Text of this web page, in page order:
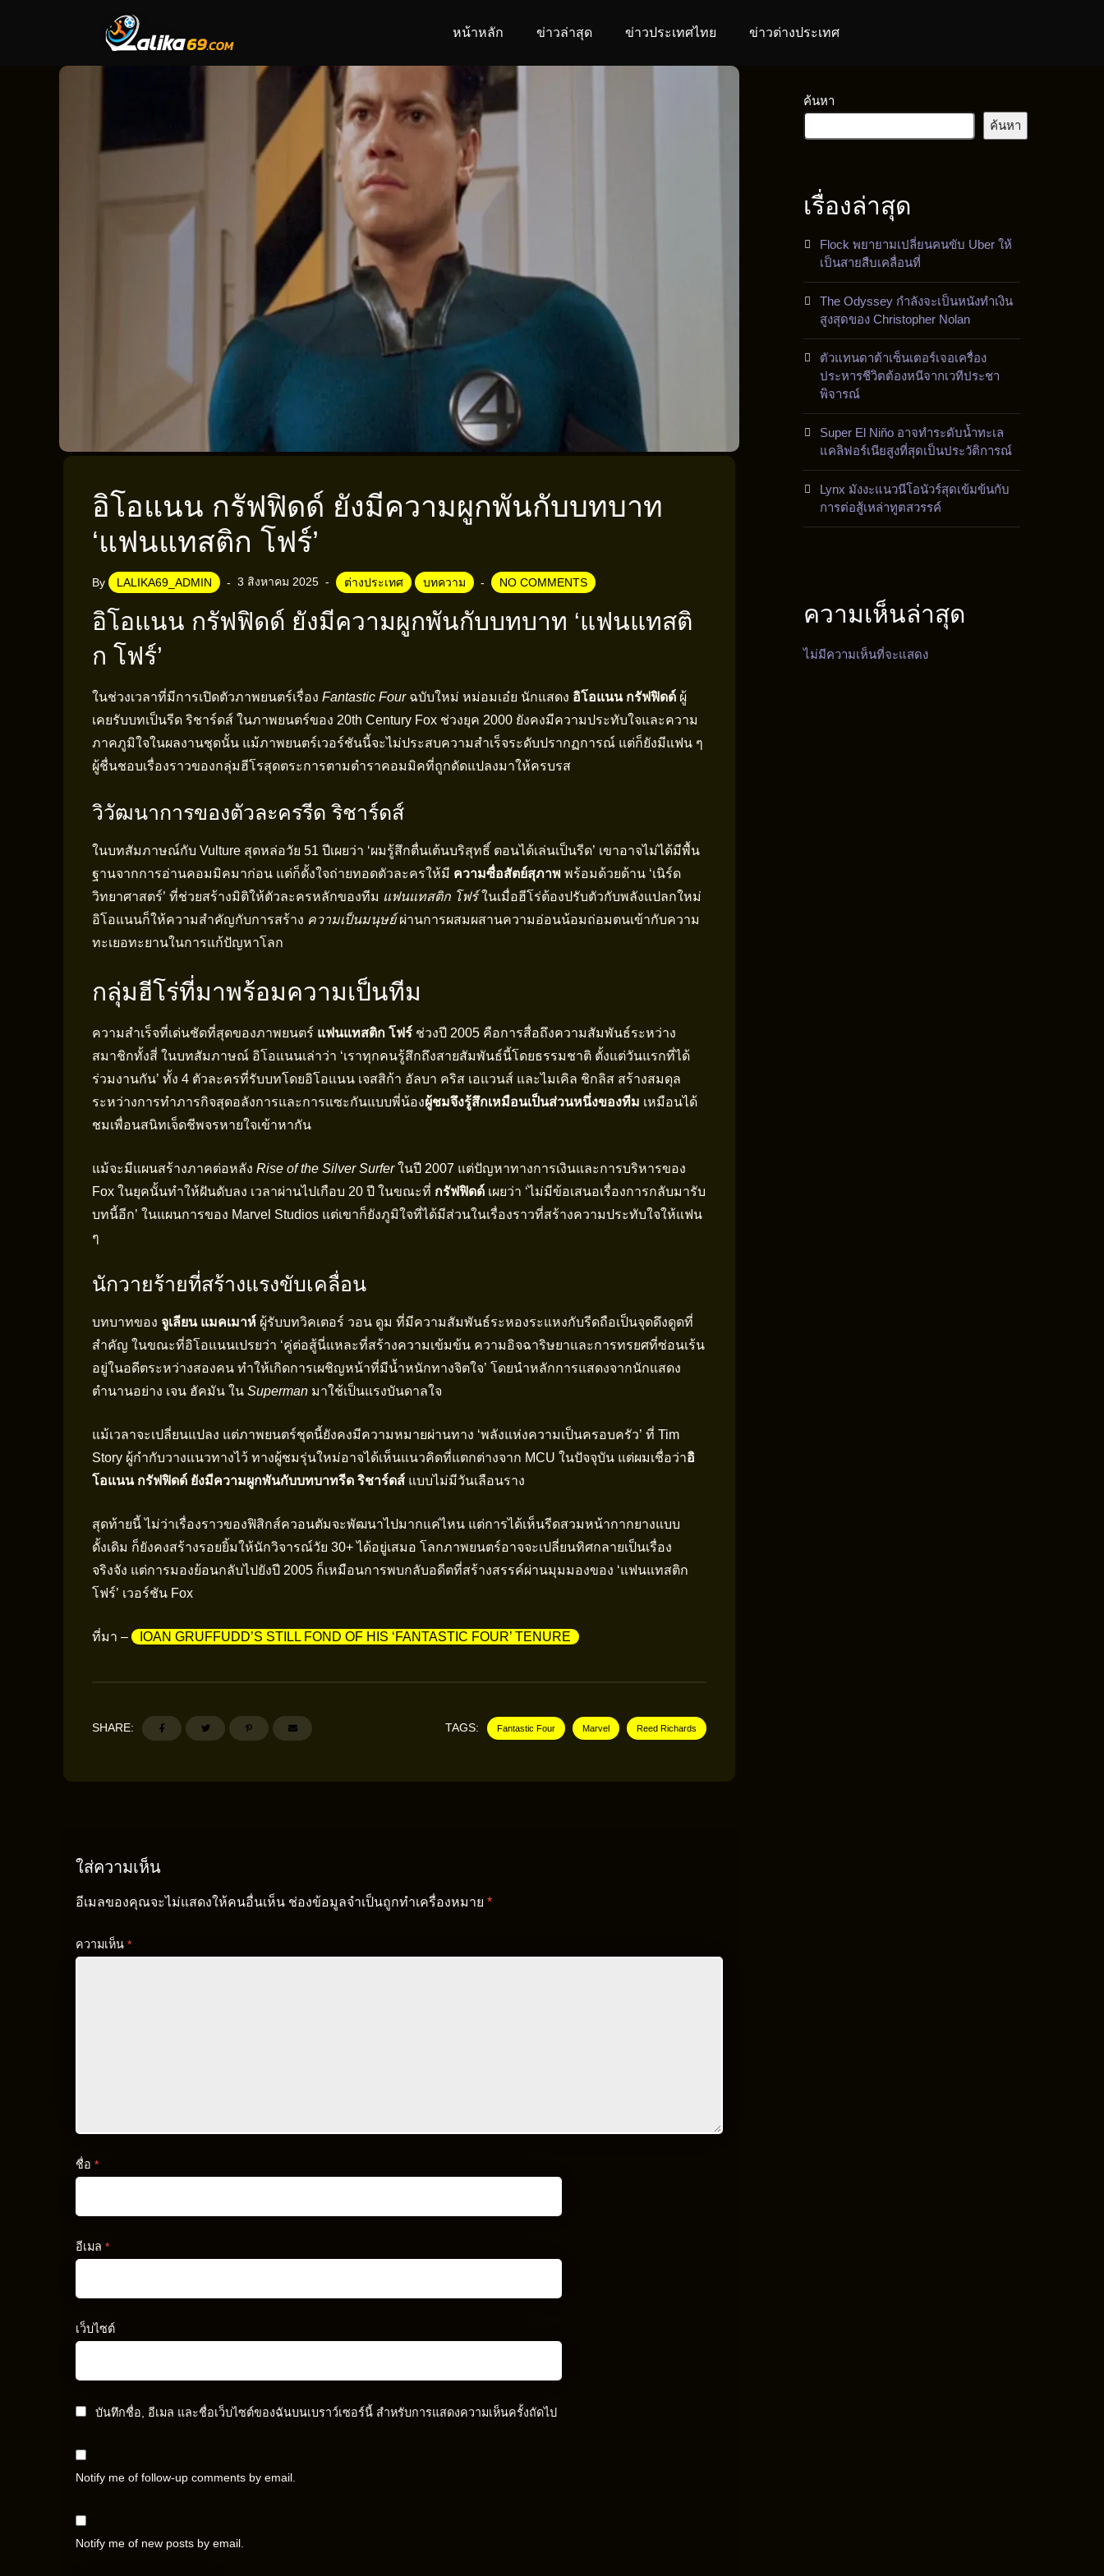
หน้าหลัก ข่าวล่าสุด ข่าวประเทศไทย ข่าวต่างประเทศ
อิโอแนน กรัฟฟิดด์ ยังมีความผูกพันกับบทบาท
‘แฟนแทสติก โฟร์’
By LALIKA69_ADMIN 3 สิงหาคม 2025 ต่างประเทศ บทความ NO COMMENTS
อิโอแนน กรัฟฟิดด์ ยังมีความผูกพันกับบทบาท ‘แฟนแทสติ
ก โฟร์’
ในช่วงเวลาที่มีการเปิดตัวภาพยนตร์เรื่อง Fantastic Fourฉบับใหม่ หม่อมเอ๋ย นักแสดง อิโอแนน กรัฟฟิดด์ ผู้
เคยรับบทเป็นรีด ริชาร์ดส์ ในภาพยนตร์ของ 20th Century Fox ช่วงยุค 2000 ยังคงมีความประทับใจและความ
ภาคภูมิใจในผลงานชุดนั้น แม้ภาพยนตร์เวอร์ชันนี้จะไม่ประสบความสำเร็จระดับปรากฏการณ์ แต่ก็ยังมีแฟน ๆ
ผู้ชื่นชอบเรื่องราวของกลุ่มฮีโรสุดตระการตามตำราคอมมิคที่ถูกดัดแปลงมาให้ครบรส
วิวัฒนาการของตัวละครรีด ริชาร์ดส์
ในบทสัมภาษณ์กับ Vulture สุดหล่อวัย 51 ปีเผยว่า ‘ผมรู้สึกตื่นเต้นบริสุทธิ์ ตอนได้เล่นเป็นรีด’ เขาอาจไม่ได้มีพื้น
ฐานจากการอ่านคอมมิคมาก่อน แต่ก็ตั้งใจถ่ายทอดตัวละครให้มี ความซื่อสัตย์สุภาพ พร้อมด้วยด้าน ‘เนิร์ด
วิทยาศาสตร์’ ที่ช่วยสร้างมิติให้ตัวละครหลักของทีม แฟนแทสติก โฟร์ในเมื่อฮีโร่ต้องปรับตัวกับพลังแปลกใหม่
อิโอแนนก็ให้ความสำคัญกับการสร้าง ความเป็นมนุษย์ผ่านการผสมผสานความอ่อนน้อมถ่อมตนเข้ากับความ
ทะเยอทะยานในการแก้ปัญหาโลก
กลุ่มฮีโร่ที่มาพร้อมความเป็นทีม
ความสำเร็จที่เด่นชัดที่สุดของภาพยนตร์ แฟนแทสติก โฟร์ ช่วงปี 2005 คือการสื่อถึงความสัมพันธ์ระหว่าง
สมาชิกทั้งสี่ ในบทสัมภาษณ์ อิโอแนนเล่าว่า ‘เราทุกคนรู้สึกถึงสายสัมพันธ์นี้โดยธรรมชาติ ตั้งแต่วันแรกที่ได้
ร่วมงานกัน’ ทั้ง 4 ตัวละครที่รับบทโดยอิโอแนน เจสสิก้า อัลบา คริส เอแวนส์ และไมเคิล ชิกลิส สร้างสมดุล
ระหว่างการทำภารกิจสุดอลังการและการแซะกันแบบพี่น้องผู้ชมจึงรู้สึกเหมือนเป็นส่วนหนึ่งของทีม เหมือนได้
ชมเพื่อนสนิทเจ็ดชีพจรหายใจเข้าหากัน
แม้จะมีแผนสร้างภาคต่อหลัง Rise of the Silver Surferในปี 2007 แต่ปัญหาทางการเงินและการบริหารของ
Fox ในยุคนั้นทำให้ฝันดับลง เวลาผ่านไปเกือบ 20 ปี ในขณะที่ กรัฟฟิดด์ เผยว่า ‘ไม่มีข้อเสนอเรื่องการกลับมารับ
บทนี้อีก’ ในแผนการของ Marvel Studios แต่เขาก็ยังภูมิใจที่ได้มีส่วนในเรื่องราวที่สร้างความประทับใจให้แฟน
ๆ
นักวายร้ายที่สร้างแรงขับเคลื่อน
บทบาทของ จูเลียน แมคเมาห์ ผู้รับบทวิคเตอร์ วอน ดูม ที่มีความสัมพันธ์ระหองระแหงกับรีดถือเป็นจุดดึงดูดที่
สำคัญ ในขณะที่อิโอแนนเปรยว่า ‘คู่ต่อสู้นี่แหละที่สร้างความเข้มข้น ความอิจฉาริษยาและการทรยศที่ซ่อนเร้น
อยู่ในอดีตระหว่างสองคน ทำให้เกิดการเผชิญหน้าที่มีน้ำหนักทางจิตใจ’ โดยนำหลักการแสดงจากนักแสดง
ตำนานอย่าง เจน ฮัคมัน ใน Superman มาใช้เป็นแรงบันดาลใจ
แม้เวลาจะเปลี่ยนแปลง แต่ภาพยนตร์ชุดนี้ยังคงมีความหมายผ่านทาง ‘พลังแห่งความเป็นครอบครัว’ ที่ Tim
Story ผู้กำกับวางแนวทางไว้ ทางผู้ชมรุ่นใหม่อาจได้เห็นแนวคิดที่แตกต่างจาก MCU ในปัจจุบัน แต่ผมเชื่อว่าอิ
โอแนน กรัฟฟิดด์ ยังมีความผูกพันกับบทบาทรีด ริชาร์ดส์ แบบไม่มีวันเลือนราง
สุดท้ายนี้ ไม่ว่าเรื่องราวของฟิสิกส์ควอนตัมจะพัฒนาไปมากแค่ไหน แต่การได้เห็นรีดสวมหน้ากากยางแบบ
ดั้งเดิม ก็ยังคงสร้างรอยยิ้มให้นักวิจารณ์วัย 30+ ได้อยู่เสมอ โลกภาพยนตร์อาจจะเปลี่ยนทิศกลายเป็นเรื่อง
จริงจัง แต่การมองย้อนกลับไปยังปี 2005 ก็เหมือนการพบกลับอดีตที่สร้างสรรค์ผ่านมุมมองของ ‘แฟนแทสติก
โฟร์’ เวอร์ชัน Fox
ที่มา – IOAN GRUFFUDD’S STILL FOND OF HIS ‘FANTASTIC FOUR’ TENURE
SHARE: TAGS: Fantastic Four Marvel Reed Richards
ใส่ความเห็น
อีเมลของคุณจะไม่แสดงให้คนอื่นเห็น ช่องข้อมูลจำเป็นถูกทำเครื่องหมาย *
ความเห็น *
ชื่อ *
อีเมล *
เว็บไซต์
บันทึกชื่อ, อีเมล และชื่อเว็บไซต์ของฉันบนเบราว์เซอร์นี้ สำหรับการแสดงความเห็นครั้งถัดไป
Notify me of follow-up comments by email.
Notify me of new posts by email.
ค้นหา
ค้นหา
เรื่องล่าสุด
Flock พยายามเปลี่ยนคนขับ Uber ให้
เป็นสายสืบเคลื่อนที่
The Odyssey กำลังจะเป็นหนังทำเงิน
สูงสุดของ Christopher Nolan
ตัวแทนดาต้าเซ็นเตอร์เจอเครื่อง
ประหารชีวิตต้องหนีจากเวทีประชา
พิจารณ์
Super El Niño อาจทำระดับน้ำทะเล
แคลิฟอร์เนียสูงที่สุดเป็นประวัติการณ์
Lynx มังงะแนวนีโอนัวร์สุดเข้มข้นกับ
การต่อสู้เหล่าทูตสวรรค์
ความเห็นล่าสุด
ไม่มีความเห็นที่จะแสดง